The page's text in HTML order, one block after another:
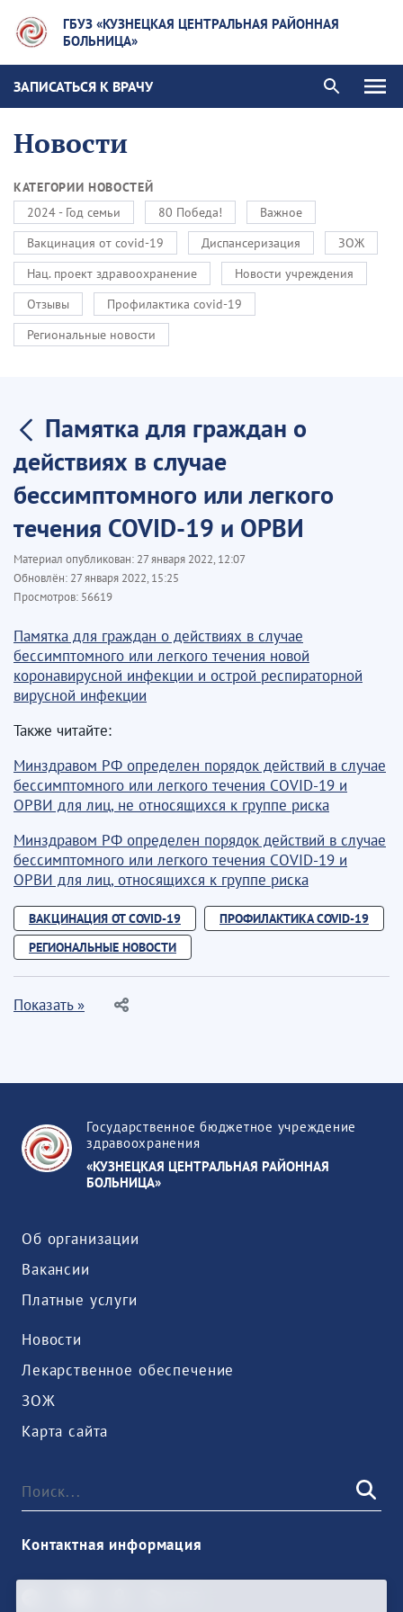
ГБУЗ «КУЗНЕЦКАЯ ЦЕНТРАЛЬНАЯ РАЙОННАЯ
БОЛЬНИЦА»
ЗАПИСАТЬСЯ К ВРАЧУ
Новости
КАТЕГОРИИ НОВОСТЕЙ
2024 - Год семьи
80 Победа!
Важное
Вакцинация от covid-19
Диспансеризация
ЗОЖ
Нац. проект здравоохранение
Новости учреждения
Отзывы
Профилактика covid-19
Региональные новости
Памятка для граждан о
действиях в случае
бессимптомного или легкого
течения COVID-19 и ОРВИ
Материал опубликован: 27 января 2022, 12:07
Обновлён: 27 января 2022, 15:25
Просмотров: 56619
Памятка для граждан о действиях в случае
бессимптомного или легкого течения новой
коронавирусной инфекции и острой респираторной
вирусной инфекции
Также читайте:
Минздравом РФ определен порядок действий в случае
бессимптомного или легкого течения COVID-19 и
ОРВИ для лиц, не относящихся к группе риска
Минздравом РФ определен порядок действий в случае
бессимптомного или легкого течения COVID-19 и
ОРВИ для лиц, относящихся к группе риска
ВАКЦИНАЦИЯ ОТ COVID-19
ПРОФИЛАКТИКА COVID-19
РЕГИОНАЛЬНЫЕ НОВОСТИ
Показать »
Государственное бюджетное учреждение
здравоохранения
«КУЗНЕЦКАЯ ЦЕНТРАЛЬНАЯ РАЙОННАЯ
БОЛЬНИЦА»
Об организации
Вакансии
Платные услуги
Новости
Лекарственное обеспечение
ЗОЖ
Карта сайта
Контактная информация